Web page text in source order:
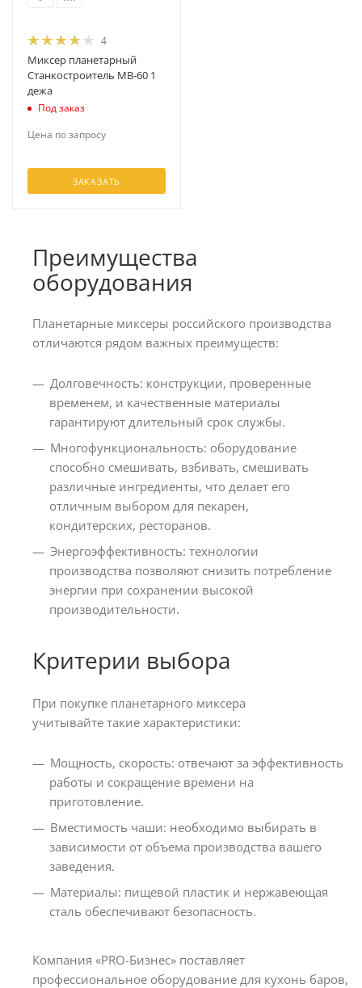
4
Миксер планетарный
Станкостроитель МВ-60 1
дежа
Под заказ
Цена по запросу
ЗАКАЗАТЬ
Преимущества
оборудования
Планетарные миксеры российского производства
отличаются рядом важных преимуществ:
Долговечность: конструкции, проверенные
временем, и качественные материалы
гарантируют длительный срок службы.
Многофункциональность: оборудование
способно смешивать, взбивать, смешивать
различные ингредиенты, что делает его
отличным выбором для пекарен,
кондитерских, ресторанов.
Энергоэффективность: технологии
производства позволяют снизить потребление
энергии при сохранении высокой
производительности.
Критерии выбора
При покупке планетарного миксера
учитывайте такие характеристики:
Мощность, скорость: отвечают за эффективность
работы и сокращение времени на
приготовление.
Вместимость чаши: необходимо выбирать в
зависимости от объема производства вашего
заведения.
Материалы: пищевой пластик и нержавеющая
сталь обеспечивают безопасность.
Компания «PRO-Бизнес» поставляет
профессиональное оборудование для кухонь баров,